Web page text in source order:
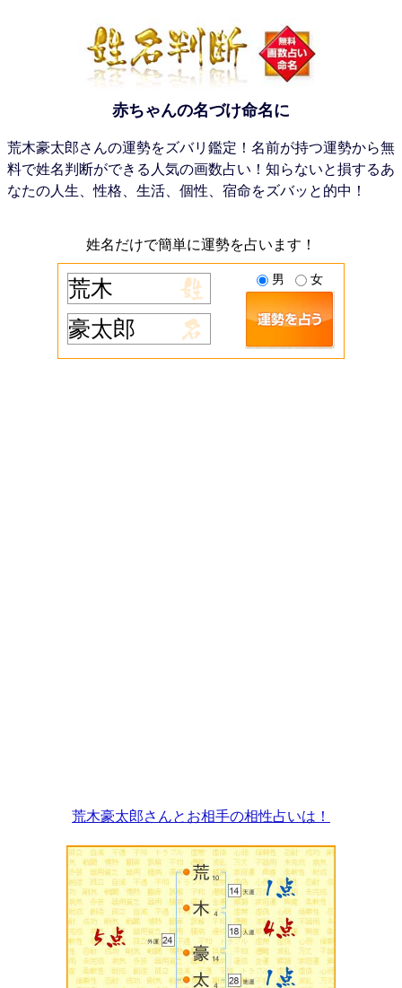
赤ちゃんの名づけ命名に
荒木豪太郎さんの運勢をズバリ鑑定！名前が持つ運勢から無
料で姓名判断ができる人気の画数占い！知らないと損するあ
なたの人生、性格、生活、個性、宿命をズバッと的中！
姓名だけで簡単に運勢を占います！
男 女
荒木豪太郎さんとお相手の相性占いは！